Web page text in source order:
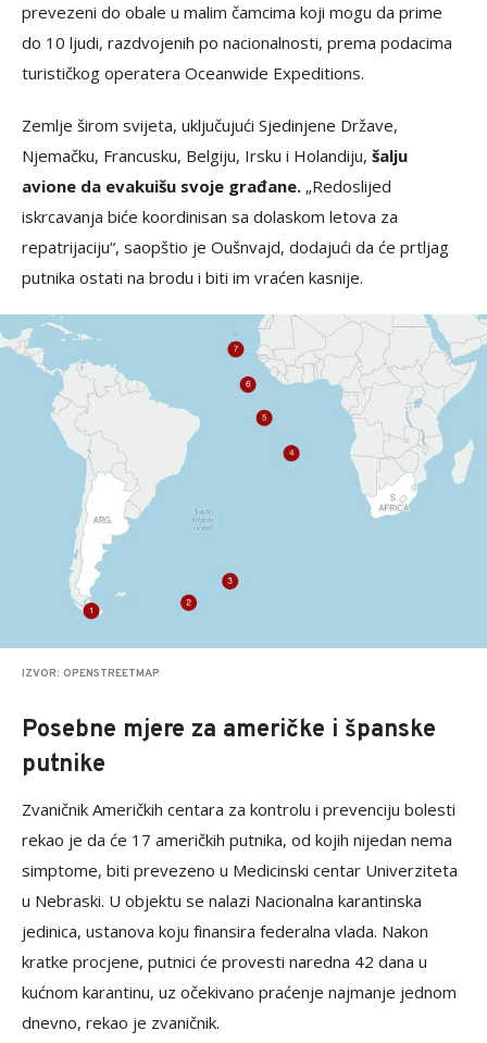
prevezeni do obale u malim čamcima koji mogu da prime
do 10 ljudi, razdvojenih po nacionalnosti, prema podacima
turističkog operatera Oceanwide Expeditions.
Zemlje širom svijeta, uključujući Sjedinjene Države,
Njemačku, Francusku, Belgiju, Irsku i Holandiju, šalju
avione da evakuišu svoje građane. „Redoslijed
iskrcavanja biće koordinisan sa dolaskom letova za
repatrijaciju“, saopštio je Oušnvajd, dodajući da će prtljag
putnika ostati na brodu i biti im vraćen kasnije.
IZVOR: OPENSTREETMAP
Posebne mjere za američke i španske
putnike
Zvaničnik Američkih centara za kontrolu i prevenciju bolesti
rekao je da će 17 američkih putnika, od kojih nijedan nema
simptome, biti prevezeno u Medicinski centar Univerziteta
u Nebraski. U objektu se nalazi Nacionalna karantinska
jedinica, ustanova koju finansira federalna vlada. Nakon
kratke procjene, putnici će provesti naredna 42 dana u
kućnom karantinu, uz očekivano praćenje najmanje jednom
dnevno, rekao je zvaničnik.